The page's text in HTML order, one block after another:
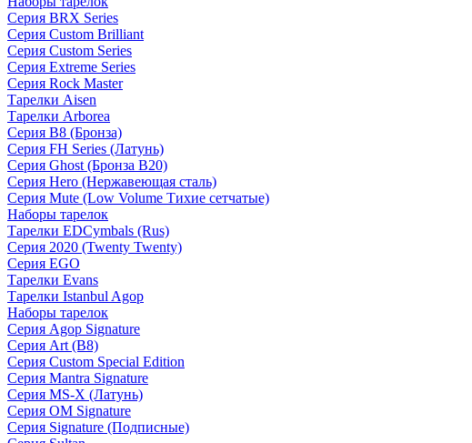
Серия BRX Series
Серия Custom Brilliant
Серия Custom Series
Серия Extreme Series
Серия Rock Master
Тарелки Aisen
Тарелки Arborea
Серия B8 (Бронза)
Серия FH Series (Латунь)
Серия Ghost (Бронза B20)
Серия Hero (Нержавеющая сталь)
Серия Mute (Low Volume Тихие сетчатые)
Наборы тарелок
Тарелки EDCymbals (Rus)
Серия 2020 (Twenty Twenty)
Серия EGO
Тарелки Evans
Тарелки Istanbul Agop
Наборы тарелок
Серия Agop Signature
Серия Art (B8)
Серия Custom Special Edition
Серия Mantra Signature
Серия MS-X (Латунь)
Серия OM Signature
Серия Signature (Подписные)